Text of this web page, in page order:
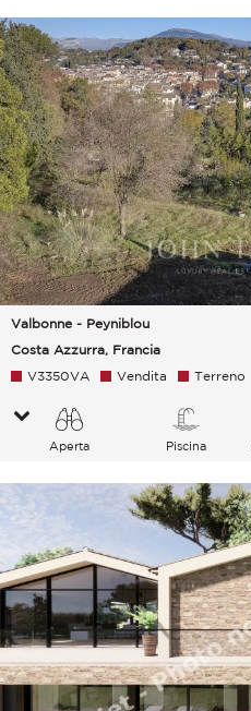
Valbonne - Peyniblou
Costa Azzurra, Francia
V3350VA Vendita Terreno
Aperta Piscina